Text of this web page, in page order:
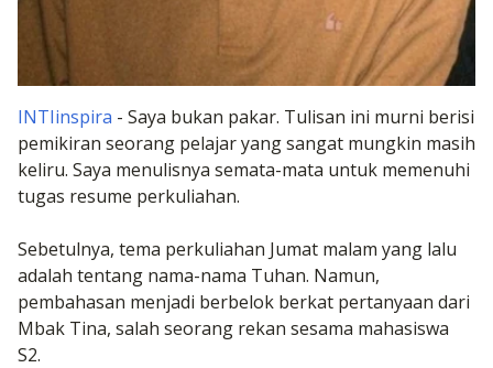
INTIinspira - Saya bukan pakar. Tulisan ini murni berisi
pemikiran seorang pelajar yang sangat mungkin masih
keliru. Saya menulisnya semata-mata untuk memenuhi
tugas resume perkuliahan.
Sebetulnya, tema perkuliahan Jumat malam yang lalu
adalah tentang nama-nama Tuhan. Namun,
pembahasan menjadi berbelok berkat pertanyaan dari
Mbak Tina, salah seorang rekan sesama mahasiswa
S2.